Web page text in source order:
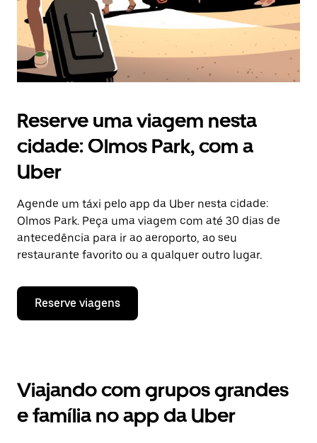
Reserve uma viagem nesta
cidade: Olmos Park, com a
Uber
Agende um táxi pelo app da Uber nesta cidade:
Olmos Park. Peça uma viagem com até 30 dias de
antecedência para ir ao aeroporto, ao seu
restaurante favorito ou a qualquer outro lugar.
Reserve viagens
Viajando com grupos grandes
e família no app da Uber